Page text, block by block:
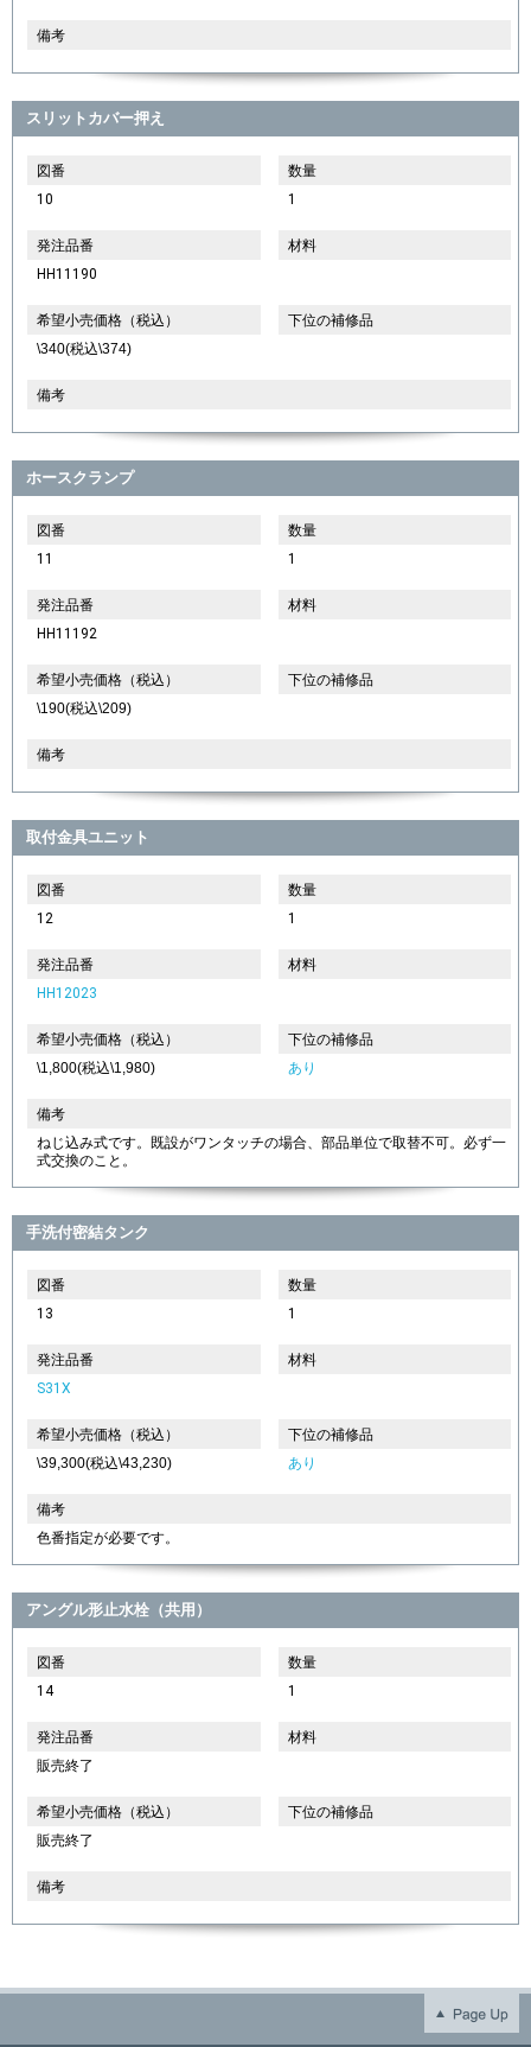
備考
スリットカバー押え
図番
10
数量
1
発注品番
HH11190
材料
希望小売価格（税込）
\340(税込\374)
下位の補修品
備考
ホースクランプ
図番
11
数量
1
発注品番
HH11192
材料
希望小売価格（税込）
\190(税込\209)
下位の補修品
備考
取付金具ユニット
図番
12
数量
1
発注品番
HH12023
材料
希望小売価格（税込）
\1,800(税込\1,980)
下位の補修品
あり
備考
ねじ込み式です。既設がワンタッチの場合、部品単位で取替不可。必ず一
式交換のこと。
手洗付密結タンク
図番
13
数量
1
発注品番
S31X
材料
希望小売価格（税込）
\39,300(税込\43,230)
下位の補修品
あり
備考
色番指定が必要です。
アングル形止水栓（共用）
図番
14
数量
1
発注品番
販売終了
材料
希望小売価格（税込）
販売終了
下位の補修品
備考